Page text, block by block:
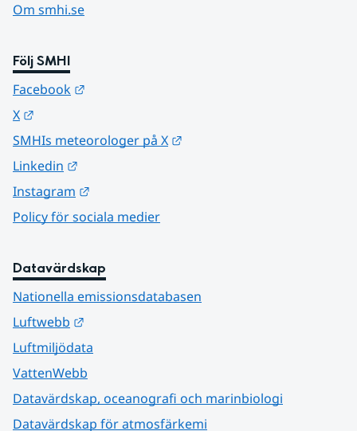
Om smhi.se
Följ SMHI
Facebook
X
SMHIs meteorologer på X
Linkedin
Instagram
Policy för sociala medier
Datavärdskap
Nationella emissionsdatabasen
Luftwebb
Luftmiljödata
VattenWebb
Datavärdskap, oceanografi och marinbiologi
Datavärdskap för atmosfärkemi